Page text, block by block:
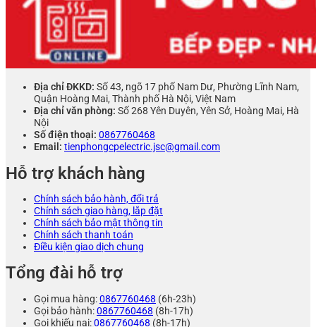
Địa chỉ ĐKKD: Số 43, ngõ 17 phố Nam Dư, Phường Lĩnh Nam,
Quận Hoàng Mai, Thành phố Hà Nội, Việt Nam
Địa chỉ văn phòng: Số 268 Yên Duyên, Yên Sở, Hoàng Mai, Hà
Nội
Số điện thoại: 0867760468
Email: tienphongcpelectric.jsc@gmail.com
Hỗ trợ khách hàng
Chính sách bảo hành, đổi trả
Chính sách giao hàng, lắp đặt
Chính sách bảo mật thông tin
Chính sách thanh toán
Điều kiện giao dịch chung
Tổng đài hỗ trợ
Gọi mua hàng:0867760468 (6h-23h)
Gọi bảo hành:0867760468 (8h-17h)
Gọi khiếu nại:0867760468 (8h-17h)